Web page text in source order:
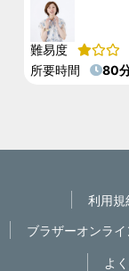
難易度
所要時間
80
利用規
ブラザーオンライ
よ